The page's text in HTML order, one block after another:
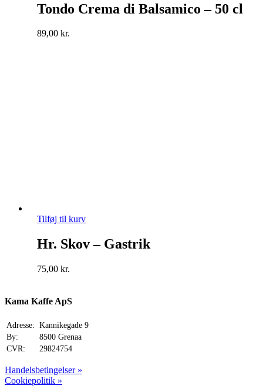
Tondo Crema di Balsamico – 50 cl
89,00 kr.
Tilføj til kurv
Hr. Skov – Gastrik
75,00 kr.
Kama Kaffe ApS
Adresse: Kannikegade 9
By:
8500 Grenaa
CVR:
29824754
Handelsbetingelser »
Cookiepolitik »